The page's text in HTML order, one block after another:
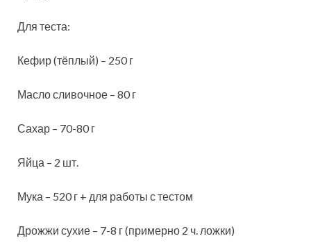
Для теста:
Кефир (тёплый) – 250 г
Масло сливочное – 80 г
Сахар – 70-80 г
Яйца – 2 шт.
Мука – 520 г + для работы с тестом
Дрожжи сухие – 7-8 г (примерно 2 ч. ложки)